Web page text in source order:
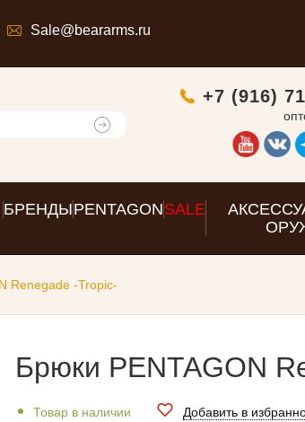
Sale@beararms.ru
+7 (916)
БРЕНДЫPENTAGONSALE
Renegade -Tropic-
Брюки PENTAGON
Товар в наличии Добавить в